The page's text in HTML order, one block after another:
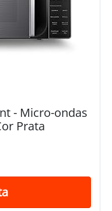
- Micro-ondas
Prata